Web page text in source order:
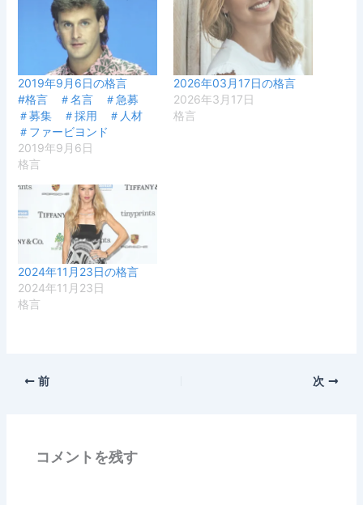
2019年9月6日の格言
#格言 ＃名言 ＃急募
＃募集 ＃採用 ＃人材
＃ファービヨンド
2019年9月6日
格言
2026年03月17日の格言
2026年3月17日
格言
2024年11月23日の格言
2024年11月23日
格言
前 次
コメントを残す